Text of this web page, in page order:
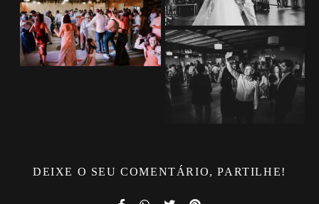
DEIXE O SEU COMENTÁRIO, PARTILHE!